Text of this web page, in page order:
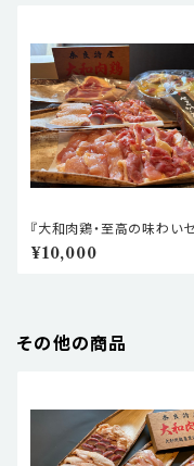
『大和肉鶏・至高の味わい
ト』〜大和肉鶏を余す事なく
う、至福のアウトドア〜
¥10,000
その他の商品